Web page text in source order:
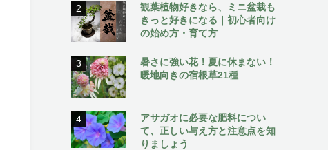
2
観葉植物好きなら、ミニ盆栽も
きっと好きになる｜初心者向け
の始め方・育て方
3
暑さに強い花！夏に休まない！
暖地向きの宿根草21種
4
アサガオに必要な肥料につい
て、正しい与え方と注意点を知
りましょう